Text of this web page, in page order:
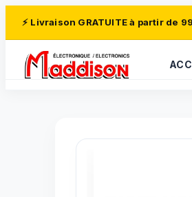
⚡ Livraison GRATUITE à partir de